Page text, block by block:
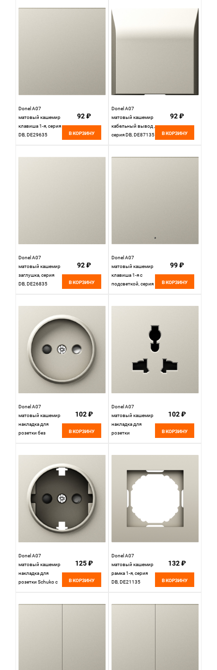
Donel A07
матовый кашемир
клавиша 1-я, серия
DB, DE29635
92 ₽
В КОРЗИНУ
Donel A07
матовый кашемир
кабельный вывод ,
серия DB, DE87135
92 ₽
В КОРЗИНУ
Donel A07
матовый кашемир
заглушка, серия
DB, DE26835
92 ₽
В КОРЗИНУ
Donel A07
матовый кашемир
клавиша 1-я с
подсветкой, серия
99 ₽
В КОРЗИНУ
Donel A07
матовый кашемир
накладка для
розетки без
102 ₽
В КОРЗИНУ
Donel A07
матовый кашемир
накладка для
розетки
102 ₽
В КОРЗИНУ
Donel A07
матовый кашемир
накладка для
розетки Schuko с
125 ₽
В КОРЗИНУ
Donel A07
матовый кашемир
рамка 1-я, серия
DB, DE21135
132 ₽
В КОРЗИНУ